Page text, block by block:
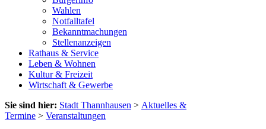
Wahlen
Notfalltafel
Bekanntmachungen
Stellenanzeigen
Rathaus & Service
Leben & Wohnen
Kultur & Freizeit
Wirtschaft & Gewerbe
Sie sind hier: Stadt Thannhausen > Aktuelles &
Termine > Veranstaltungen